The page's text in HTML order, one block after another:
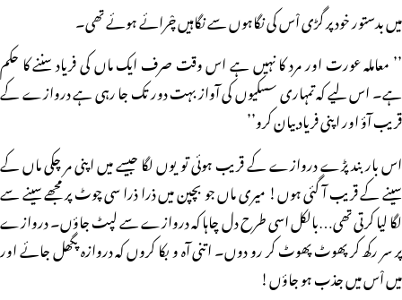
میں بدستور خود پر گڑی اْس کی نگاہوں سے نگاہیں چْرائے ہوئے تھی۔
’’ معاملہ عورت اور مرد کا نہیں ہے اس وقت صرف ایک ماں کی فریاد سننے کا حکم
ہے۔ اس لیے کہ تمہاری سسکیوں کی آواز بہت دور تک جا رہی ہے دروازے کے
قریب آؤ اور اپنی فریاد بیان کرو’’
اس بار بند پڑے دروازے کے قریب ہوئی تو یوں لگا جیسے میں اپنی مر چکی ماں کے
سینے کے قریب آ گئی ہوں! میری ماں جو بچپن میں ذرا ذرا سی چوٹ پر مجھے سینے سے
لگا لیا کرتی تھی…بالکل اسی طرح دل چاہا کہ دروازے سے لپٹ جاؤں۔ دروازے
پر سر رکھ کر پھوٹ پھوٹ کر رو دوں۔ اتنی آہ و بکا کروں کہ دروازہ پگھل جائے اور
میں اْس میں جذب ہو جاؤں!